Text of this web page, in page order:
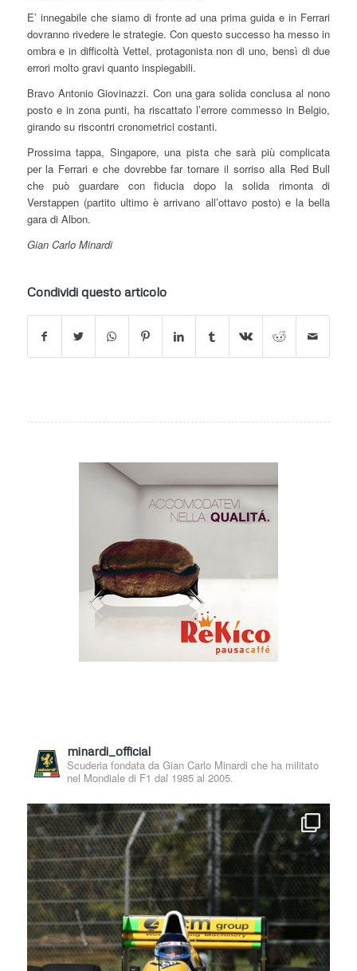
E’ innegabile che siamo di fronte ad una prima guida e in Ferrari
dovranno rivedere le strategie. Con questo successo ha messo in
ombra e in difficoltà Vettel, protagonista non di uno, bensì di due
errori molto gravi quanto inspiegabili.
Bravo Antonio Giovinazzi. Con una gara solida conclusa al nono
posto e in zona punti, ha riscattato l’errore commesso in Belgio,
girando su riscontri cronometrici costanti.
Prossima tappa, Singapore, una pista che sarà più complicata
per la Ferrari e che dovrebbe far tornare il sorriso alla Red Bull
che può guardare con fiducia dopo la solida rimonta di
Verstappen (partito ultimo è arrivano all’ottavo posto) e la bella
gara di Albon.
Gian Carlo Minardi
Condividi questo articolo
minardi_official
Scuderia fondata da Gian Carlo Minardi che ha militato
nel Mondiale di F1 dal 1985 al 2005.